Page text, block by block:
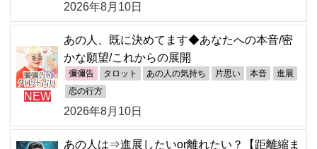
2026年8月10日
NEW
あの人、既に決めてます◆あなたへの本音/密
かな願望/これからの展開
彌彌告 タロット あの人の気持ち 片思い 本音 進展
恋の行方
2026年8月10日
あの人は⇒進展したいor離れたい？【距離縮ま